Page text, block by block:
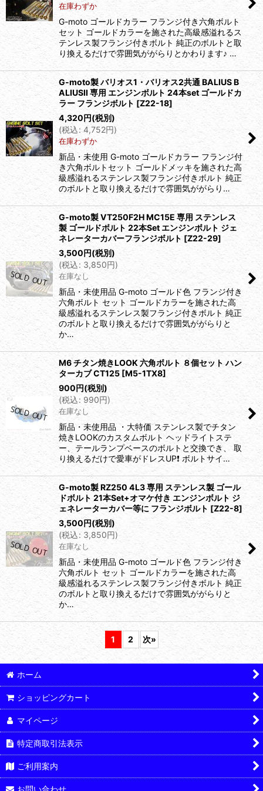
在庫わずか
G-moto ゴールドカラー フランジ付き六角ボルト
セット ゴールドカラーを施された高級感溢れるス
テンレス製フランジ付きボルト 純正のボルトと取
り換えるだけで雰囲気ががらりとかわります♪ …
G-moto製 バリオス1・バリオス2共通 BALIUS B
ALIUSII 専用 エンジンボルト 24本set ゴールドカ
ラー フランジボルト [Z22-18]
4,320円(税別)
(税込: 4,752円)
在庫わずか
新品・未使用 G-moto ゴールドカラー フランジ付
き六角ボルトセット ゴールドメッキを施された高
級感溢れるステンレス製フランジ付きボルト 純正
のボルトと取り換えるだけで雰囲気ががらり…
G-moto製 VT250F2H MC15E 専用 ステンレス
製 ゴールドボルト 22本Set エンジンボルト ジェ
ネレーターカバーフランジボルト [Z22-29]
3,500円(税別)
(税込: 3,850円)
在庫なし
新品・未使用品 G-moto ゴールド色 フランジ付き
六角ボルト セット ゴールドカラーを施された高
級感溢れるステンレス製フランジ付きボルト 純正
のボルトと取り換えるだけで雰囲気ががらりと
か…
M6 チタン焼きLOOK 六角ボルト ８個セット ハン
ターカブ CT125 [M5-1TX8]
900円(税別)
(税込: 990円)
在庫なし
新品・未使用品 ・大特価 ステンレス製でチタン
焼きLOOKのカスタムボルト ヘッドライトステ
ー、テールランプベースのボルトと交換でき、 取
り換えるだけで愛車がドレスUP❗️ ボルトサイ…
G-moto製 RZ250 4L3 専用 ステンレス製 ゴール
ドボルト 21本Set+オマケ付き エンジンボルト ジ
ェネレーターカバー等に フランジボルト [Z22-8]
3,500円(税別)
(税込: 3,850円)
在庫なし
新品・未使用品 G-moto ゴールド色 フランジ付き
六角ボルト セット ゴールドカラーを施された高
級感溢れるステンレス製フランジ付きボルト 純正
のボルトと取り換えるだけで雰囲気ががらりと
か…
1 2 次»
ホーム
ショッピングカート
マイページ
特定商取引法表示
ご利用案内
お問い合わせ